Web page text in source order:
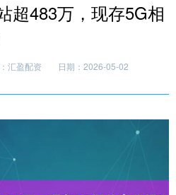
超483万，现存5G相
汇盈配资
日期：2026-05-02